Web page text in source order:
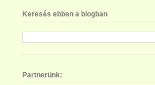
Keresés ebben a blogban
Partnerünk: